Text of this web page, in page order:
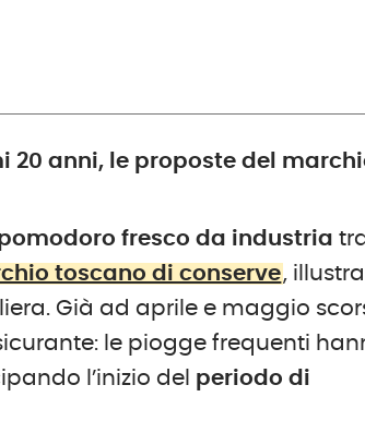
anni, le proposte del
fresco da industria
toscano di conserve,
Già ad aprile e maggio
le piogge frequenti
l’inizio del periodo di